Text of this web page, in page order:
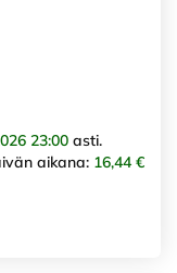
23:00 asti.
aikana: 16,44 €